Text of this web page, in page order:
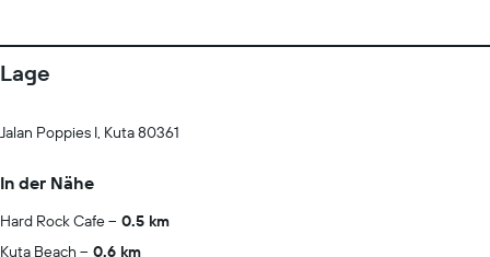
Lage
Jalan Poppies I, Kuta 80361
In der Nähe
Hard Rock Cafe
0.5 km
Kuta Beach
0.6 km